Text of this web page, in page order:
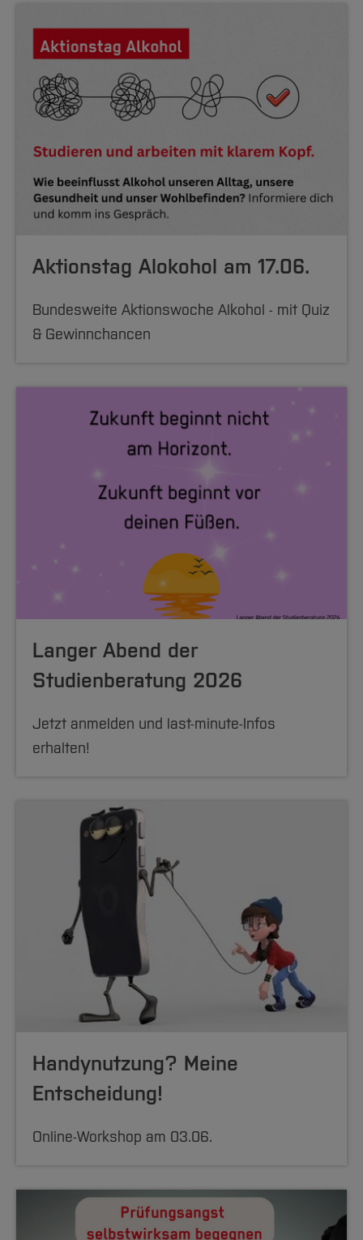
Aktionstag Alokohol am 17.06.
Bundesweite Aktionswoche Alkohol - mit Quiz
& Gewinnchancen
Langer Abend der
Studienberatung 2026
Jetzt anmelden und last-minute-Infos
erhalten!
Handynutzung? Meine
Entscheidung!
Online-Workshop am 03.06.